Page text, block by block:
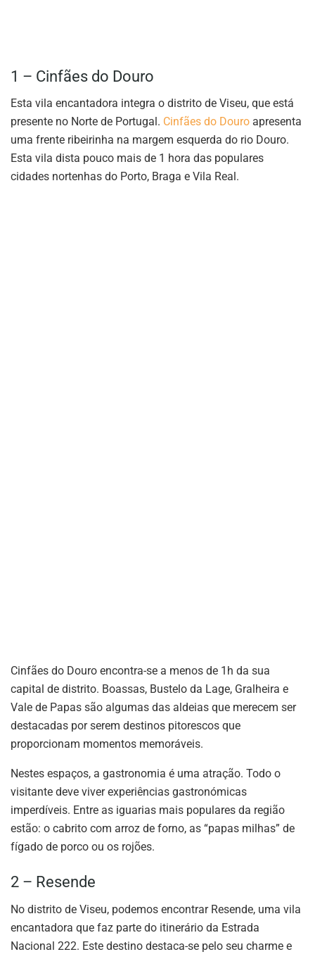
1 – Cinfães do Douro
Esta vila encantadora integra o distrito de Viseu, que está
presente no Norte de Portugal. Cinfães do Douro apresenta
uma frente ribeirinha na margem esquerda do rio Douro.
Esta vila dista pouco mais de 1 hora das populares
cidades nortenhas do Porto, Braga e Vila Real.
Cinfães do Douro encontra-se a menos de 1h da sua
capital de distrito. Boassas, Bustelo da Lage, Gralheira e
Vale de Papas são algumas das aldeias que merecem ser
destacadas por serem destinos pitorescos que
proporcionam momentos memoráveis.
Nestes espaços, a gastronomia é uma atração. Todo o
visitante deve viver experiências gastronómicas
imperdíveis. Entre as iguarias mais populares da região
estão: o cabrito com arroz de forno, as “papas milhas” de
fígado de porco ou os rojões.
2 – Resende
No distrito de Viseu, podemos encontrar Resende, uma vila
encantadora que faz parte do itinerário da Estrada
Nacional 222. Este destino destaca-se pelo seu charme e